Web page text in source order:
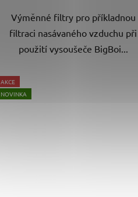
Výměnné filtry pro příkladnou
filtraci nasávaného vzduchu při
použití vysoušeče BigBoi...
AKCE
NOVINKA